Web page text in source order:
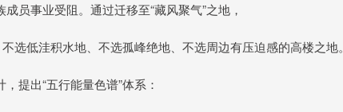
员事业受阻。通过迁移至“藏风聚气”之地，
选低洼积水地、不选孤峰绝地、不选周边有压迫感的高楼之地。
提出“五行能量色谱”体系：